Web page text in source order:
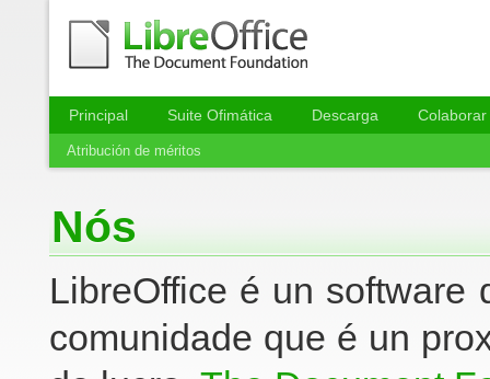
Principal Suite Ofimática Descarga Colaborar
Atribución de méritos
Nós
LibreOffice é un software
comunidade que é un